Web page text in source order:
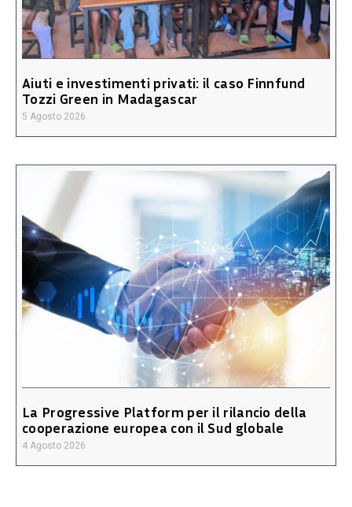
Aiuti e investimenti privati: il caso Finnfund
Tozzi Green in Madagascar
5 Agosto 2026
La Progressive Platform per il rilancio della
cooperazione europea con il Sud globale
4 Agosto 2026